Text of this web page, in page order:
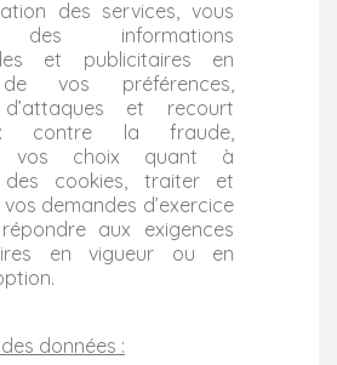
des services, vous
des informations
et publicitaires en
vos préférences,
et recourt
contre la fraude,
vos choix quant à
des cookies, traiter et
demandes d’exercice
aux exigences
en vigueur ou en
données :